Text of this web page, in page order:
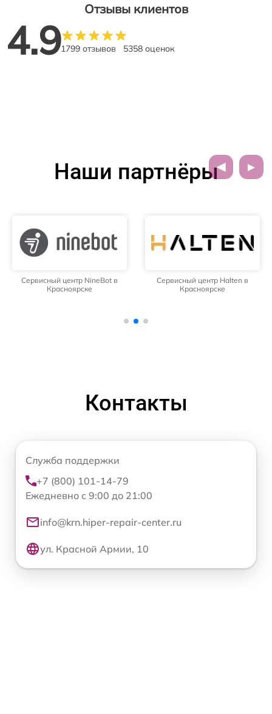
Отзывы клиентов
4.91799 отзывов 5358 оценок
Наши партнёры
Сервисный центр NineBot в
Красноярске
Сервисный центр Halten в
Красноярске
Контакты
Служба поддержки
+7 (800) 101-14-79
Ежедневно с 9:00 до 21:00
info@krn.hiper-repair-center.ru
ул. Красной Армии, 10